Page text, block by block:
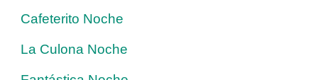
Cafeterito Noche
La Culona Noche